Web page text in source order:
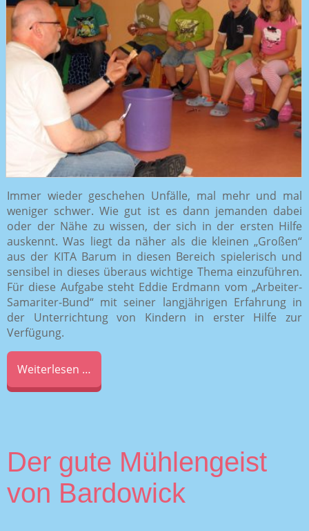
Immer wieder geschehen Unfälle, mal mehr und mal
weniger schwer. Wie gut ist es dann jemanden dabei
oder der Nähe zu wissen, der sich in der ersten Hilfe
auskennt. Was liegt da näher als die kleinen „Großen“
aus der KITA Barum in diesen Bereich spielerisch und
sensibel in dieses überaus wichtige Thema einzuführen.
Für diese Aufgabe steht Eddie Erdmann vom „Arbeiter-
Samariter-Bund“ mit seiner langjährigen Erfahrung in
der Unterrichtung von Kindern in erster Hilfe zur
Verfügung.
Weiterlesen …
Der gute Mühlengeist
von Bardowick